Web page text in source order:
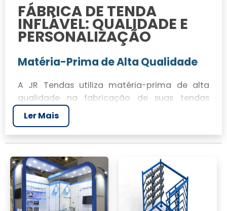
FÁBRICA DE TENDA
INFLÁVEL: QUALIDADE E
PERSONALIZAÇÃO
Matéria-Prima de Alta Qualidade
A JR Tendas utiliza matéria-prima de alta
qualidade na fabricação de suas tendas
infláveis, garantindo durabilidade e
resistência para diversas aplicações.
Processo de Produção Sustentável
Nosso processo de produção é sustentável,
minimizando impactos ambientais e
promovendo práticas ecologicamente
corretas.
Ler Mais